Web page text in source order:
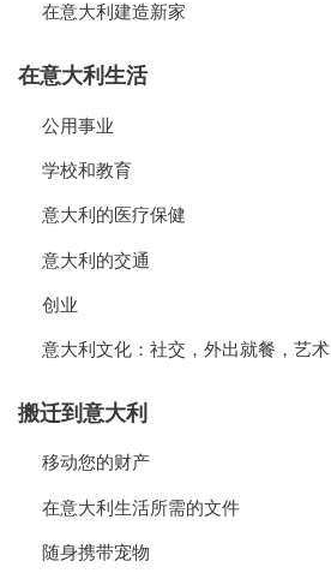
在意大利建造新家
在意大利生活
公用事业
学校和教育
意大利的医疗保健
意大利的交通
创业
意大利文化：社交，外出就餐，艺术
搬迁到意大利
移动您的财产
在意大利生活所需的文件
随身携带宠物